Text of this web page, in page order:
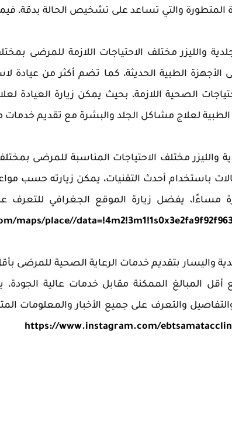
المتطورة والتي تساعد على تشخيص الحالة بدقة،
والليزر مختلف الاحتياجات اللازمة للمرضى
الطبية الحديثة، كما تضم أكثر من عيادة
الصحية اللازمة، بحيث يمكن زيارة العيادة
الطبية لعلاج مشاكل الجلد والبشرة مع تقديم خدمات
والليزر مختلف الاحتياجات المناسبة للمرضى
باستخدام أحدث التقنيات، يمكن زيارته حسب
مساءًا، يفضل زيارة الموقع الجغرافي للتعرف
maps/place//
واليسار بتقديم خدمات الرعاية الصحية للمرضى
المبالغ الممكنة مقابل خدمات عالية
والتعرف على جميع الأخبار والمعلومات
https://www.instagram.com/